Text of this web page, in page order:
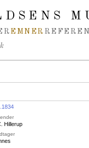
EMNER
Hillerup